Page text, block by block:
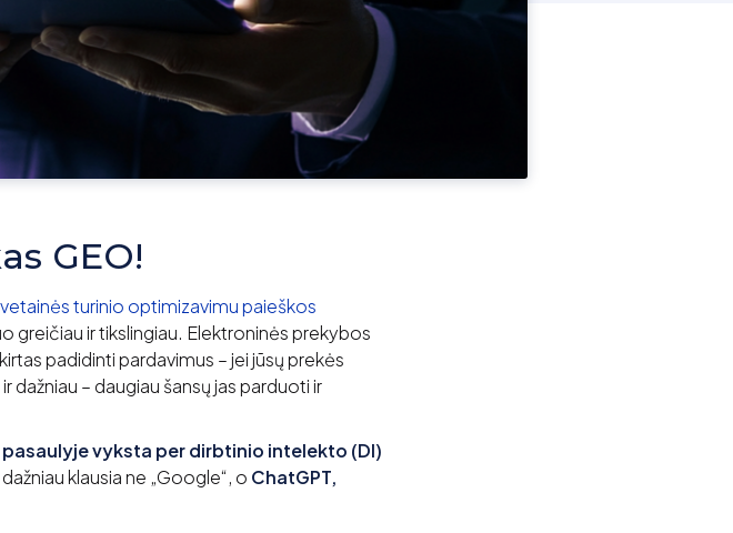
GEO!
turinio optimizavimu paieškos
greičiau ir tikslingiau. Elektroninės prekybos
padidinti pardavimus – jei jūsų prekės
– daugiau šansų jas parduoti ir
pasaulyje vyksta per dirbtinio intelekto (DI)
klausia ne „Google“, o ChatGPT,